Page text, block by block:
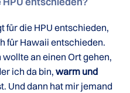
für die HPU entschieden,
für Hawaii entschieden.
an einen Ort gehen,
ich da bin, warm und
Und dann hat mir jemand